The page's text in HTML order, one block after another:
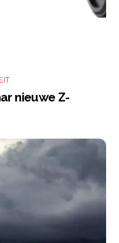
nieuwe Z-